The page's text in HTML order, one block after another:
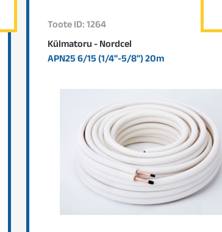
Toote ID: 1264
Külmatoru - Nordcel
APN25 6/15 (1/4"-5/8") 20m